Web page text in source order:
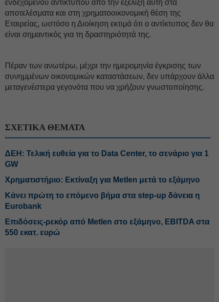
ενδεχόμενου αντίκτυπου από την εξέλιξη αυτή στα
αποτελέσματα και στη χρηματοοικονομική θέση της
Εταιρείας, ωστόσο η Διοίκηση εκτιμά ότι ο αντίκτυπος δεν θα
είναι σημαντικός για τη δραστηριότητά της.
Πέραν των ανωτέρω, μέχρι την ημερομηνία έγκρισης των
συνημμένων οικονομικών καταστάσεων, δεν υπάρχουν άλλα
μεταγενέστερα γεγονότα που να χρήζουν γνωστοποίησης.
ΣΧΕΤΙΚΑ ΘΕΜΑΤΑ
ΔΕΗ: Τελική ευθεία για το Data Center, το σενάριο για 1
GW
Χρηματιστήριο: Εκτίναξη για Metlen μετά το εξάμηνο
Κάνει πρώτη το επόμενο βήμα στα step-up δάνεια η
Eurobank
Επιδόσεις-ρεκόρ από Metlen στο εξάμηνο, EBITDA στα
550 εκατ. ευρώ